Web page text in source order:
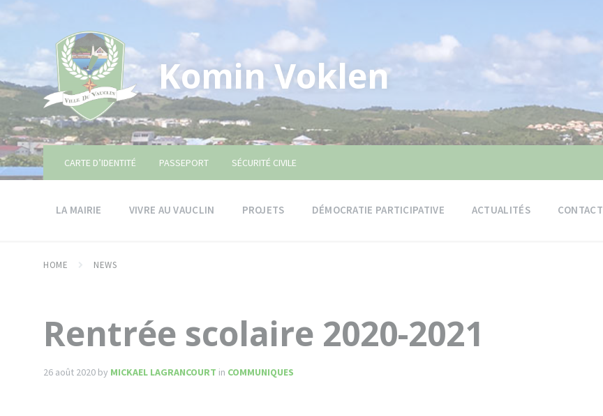
Komin Voklen
CARTE D’IDENTITÉ PASSEPORT SÉCURITÉ CIVILE
LA MAIRIE VIVRE AU VAUCLIN PROJETS DÉMOCRATIE PARTICIPATIVE ACTUALITÉS CONTACT
HOME NEWS
Rentrée scolaire 2020-2021
26 août 2020 by MICKAEL LAGRANCOURT in COMMUNIQUES